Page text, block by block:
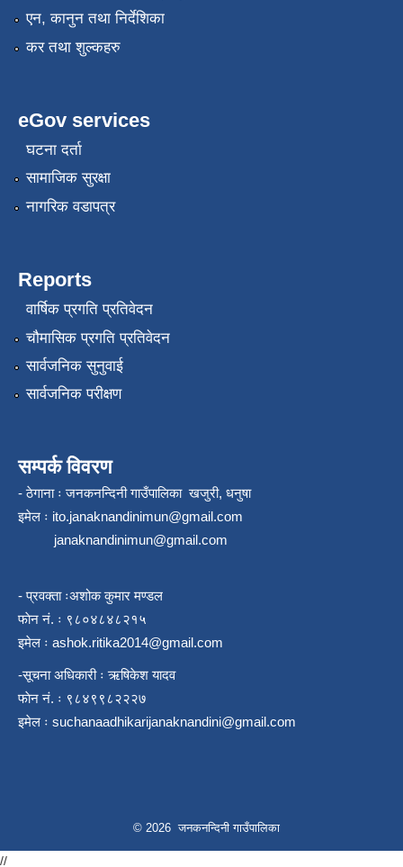
एन, कानुन तथा निर्देशिका
कर तथा शुल्कहरु
eGov services
घटना दर्ता
सामाजिक सुरक्षा
नागरिक वडापत्र
Reports
वार्षिक प्रगति प्रतिवेदन
चौमासिक प्रगति प्रतिवेदन
सार्वजनिक सुनुवाई
सार्वजनिक परीक्षण
सम्पर्क विवरण
- ठेगाना ः जनकनन्दिनी गाउँपालिका खजुरी, धनुषा
इमेल ः ito.janaknandinimun@gmail.com
janaknandinimun@gmail.com
- प्रवक्ता ःअशोक कुमार मण्डल
फाेन नं. ः ९८०४८४८२१५
इमेल ः ashok.ritika2014@gmail.com
-सूचना अधिकारी ः ऋषिकेश यादव
फाेन नं. ः ९८४९९८२२२७
इमेल ः suchanaadhikarijanaknandini@gmail.com
© 2026 जनकनन्दिनी गाउँपालिका
//